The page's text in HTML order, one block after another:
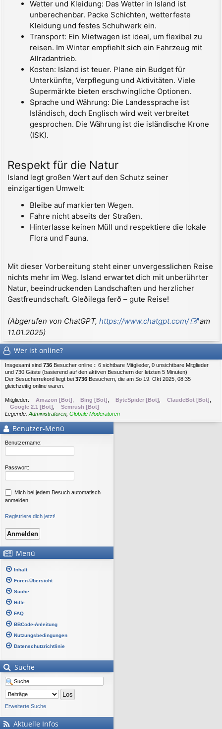
Wetter und Kleidung: Das Wetter in Island ist
unberechenbar. Packe Schichten, wetterfeste
Kleidung und festes Schuhwerk ein.
Transport: Ein Mietwagen ist ideal, um flexibel zu
reisen. Im Winter empfiehlt sich ein Fahrzeug mit
Allradantrieb.
Kosten: Island ist teuer. Plane ein Budget für
Unterkünfte, Verpflegung und Aktivitäten. Viele
Supermärkte bieten erschwingliche Optionen.
Sprache und Währung: Die Landessprache ist
Isländisch, doch Englisch wird weit verbreitet
gesprochen. Die Währung ist die isländische Krone
(ISK).
Respekt für die Natur
Island legt großen Wert auf den Schutz seiner
einzigartigen Umwelt:
Bleibe auf markierten Wegen.
Fahre nicht abseits der Straßen.
Hinterlasse keinen Müll und respektiere die lokale
Flora und Fauna.
Mit dieser Vorbereitung steht einer unvergesslichen Reise
nichts mehr im Weg. Island erwartet dich mit unberührter
Natur, beeindruckenden Landschaften und herzlicher
Gastfreundschaft. Gleðilega ferð – gute Reise!
(Abgerufen von ChatGPT, https://www.chatgpt.com/
am
11.01.2025)
Wer ist online?
Insgesamt sind 736 Besucher online :: 6 sichtbare Mitglieder, 0 unsichtbare Mitglieder
und 730 Gäste (basierend auf den aktiven Besuchern der letzten 5 Minuten)
Der Besucherrekord liegt bei 3736 Besuchern, die am So 19. Okt 2025, 08:35
gleichzeitig online waren.
Mitglieder: Amazon [Bot] Bing [Bot] ByteSpider [Bot] ClaudeBot [Bot]
Google 2.1 [Bot]
Semrush [Bot]
Legende: Administratoren Globale Moderatoren
Benutzer-Menü
Benutzername:
Passwort:
Mich bei jedem Besuch automatisch
anmelden
Registriere dich jetzt!
Menü
Inhalt
Foren-Übersicht
Suche
Hilfe
FAQ
BBCode-Anleitung
Nutzungsbedingungen
Datenschutzrichtlinie
Suche
Erweiterte Suche
Aktuelle Infos